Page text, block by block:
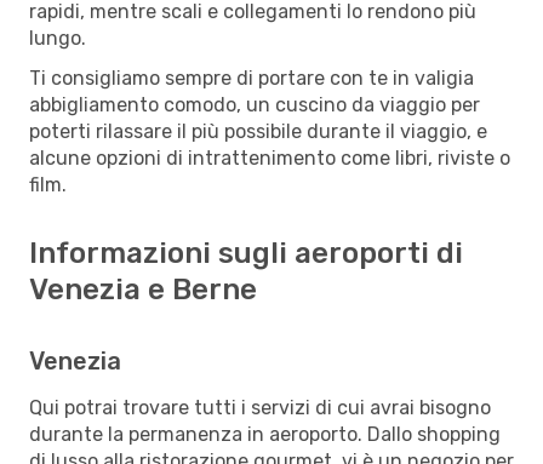
rapidi, mentre scali e collegamenti lo rendono più
lungo.
Ti consigliamo sempre di portare con te in valigia
abbigliamento comodo, un cuscino da viaggio per
poterti rilassare il più possibile durante il viaggio, e
alcune opzioni di intrattenimento come libri, riviste o
film.
Informazioni sugli aeroporti di
Venezia e Berne
Venezia
Qui potrai trovare tutti i servizi di cui avrai bisogno
durante la permanenza in aeroporto. Dallo shopping